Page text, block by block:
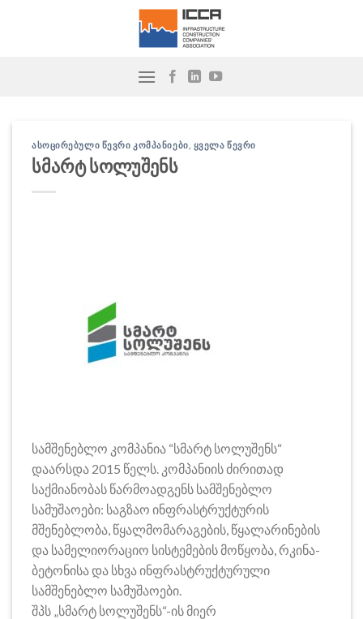
ᲐᲡᲝᲪᲘᲠᲔᲑᲣᲚᲘ ᲬᲔᲕᲠᲘ ᲙᲝᲛᲞᲐᲜᲘᲔᲑᲘ ᲧᲕᲔᲚᲐ ᲬᲔᲕᲠᲘ
სმარტ სოლუშენს
სამშენებლო კომპანია “სმარტ სოლუშენს“
დაარსდა 2015 წელს. კომპანიის ძირითად
საქმიანობას წარმოადგენს სამშენებლო
სამუშაოები: საგზაო ინფრასტრუქტურის
მშენებლობა, წყალმომარაგების, წყალარინების
და სამელიორაციო სისტემების მოწყობა, რკინა-
ბეტონისა და სხვა ინფრასტრუქტურული
სამშენებლო სამუშაოები.
შპს „სმარტ სოლუშენს“-ის მიერ